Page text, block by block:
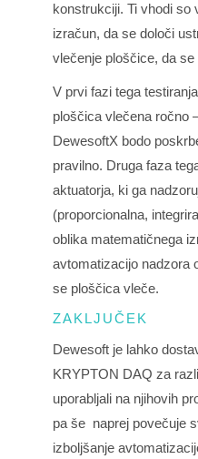
konstrukciji. Ti vhodi so
izračun, da se določi
vlečenje ploščice, da
V prvi fazi tega
ploščica vlečena ročno
DewesoftX bodo
pravilno. Druga faza
aktuatorja, ki ga
(proporcionalna,
oblika matematičnega
avtomatizacijo nadzora
se ploščica vleče.
ZAKLJUČEK
Dewesoft je lahko
KRYPTON DAQ za
uporabljali na njihovih
pa še naprej povečuje
izboljšanje